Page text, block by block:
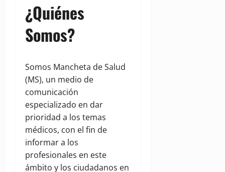
¿Quiénes
Somos?
Somos Mancheta de Salud
(MS), un medio de
comunicación
especializado en dar
prioridad a los temas
médicos, con el fin de
informar a los
profesionales en este
ámbito y los ciudadanos en